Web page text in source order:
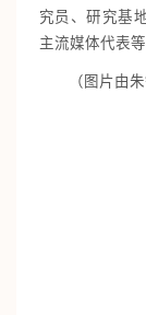
究员、研究基
主流媒体代表
（图片由